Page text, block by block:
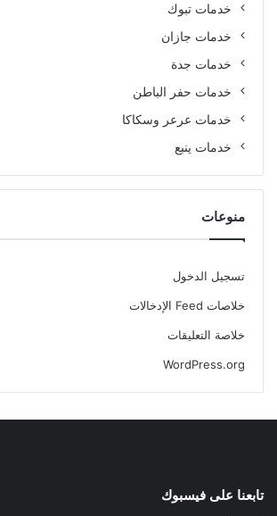
خدمات تبوك
خدمات جازان
خدمات جدة
خدمات حفر الباطن
خدمات عرعر وسكاكا
خدمات ينبع
منوعات
تسجيل الدخول
خلاصات Feed الإدخالات
خلاصة التعليقات
WordPress.org
تابعنا على فيسبوك